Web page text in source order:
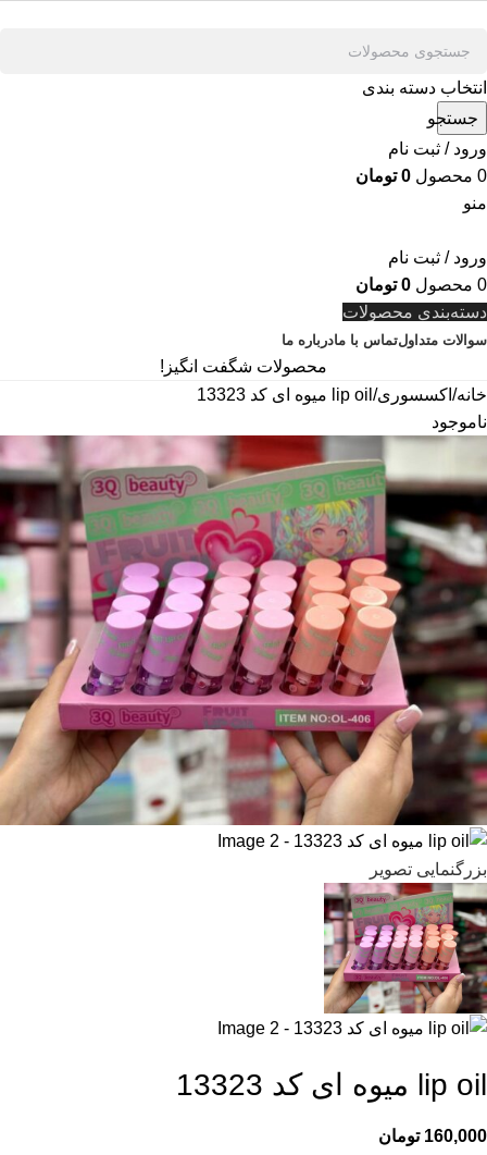
انتخاب دسته بندی
جستجو
ورود / ثبت نام
0 محصول 0 تومان
منو
ورود / ثبت نام
0 محصول 0 تومان
دسته‌بندی محصولات
سوالات متداولتماس با مادرباره ما
محصولات شگفت انگیز!
خانه اکسسوری lip oil میوه ای کد 13323
ناموجود
بزرگنمایی تصویر
lip oil میوه ای کد 13323
160,000 تومان